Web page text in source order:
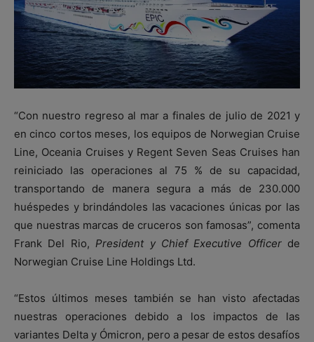
“Con nuestro regreso al mar a finales de julio de 2021 y
en cinco cortos meses, los equipos de Norwegian Cruise
Line, Oceania Cruises y Regent Seven Seas Cruises han
reiniciado las operaciones al 75 % de su capacidad,
transportando de manera segura a más de 230.000
huéspedes y brindándoles las vacaciones únicas por las
que nuestras marcas de cruceros son famosas”, comenta
Frank Del Rio, President y Chief Executive Officerde
Norwegian Cruise Line Holdings Ltd.
“Estos últimos meses también se han visto afectadas
nuestras operaciones debido a los impactos de las
variantes Delta y Ómicron, pero a pesar de estos desafíos